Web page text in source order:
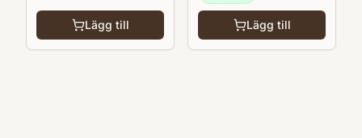
Lägg till Lägg till